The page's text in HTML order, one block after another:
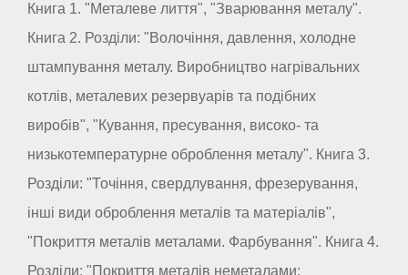
Книга 1. "Металеве лиття", "Зварювання металу".
Книга 2. Розділи: "Волочіння, давлення, холодне
штампування металу. Виробництво нагрівальних
котлів, металевих резервуарів та подібних
виробів", "Кування, пресування, високо- та
низькотемпературне оброблення металу". Книга 3.
Розділи: "Точіння, свердлування, фрезерування,
інші види оброблення металів та матеріалів",
"Покриття металів металами. Фарбування". Книга 4.
Розділи: "Покриття металів неметалами: